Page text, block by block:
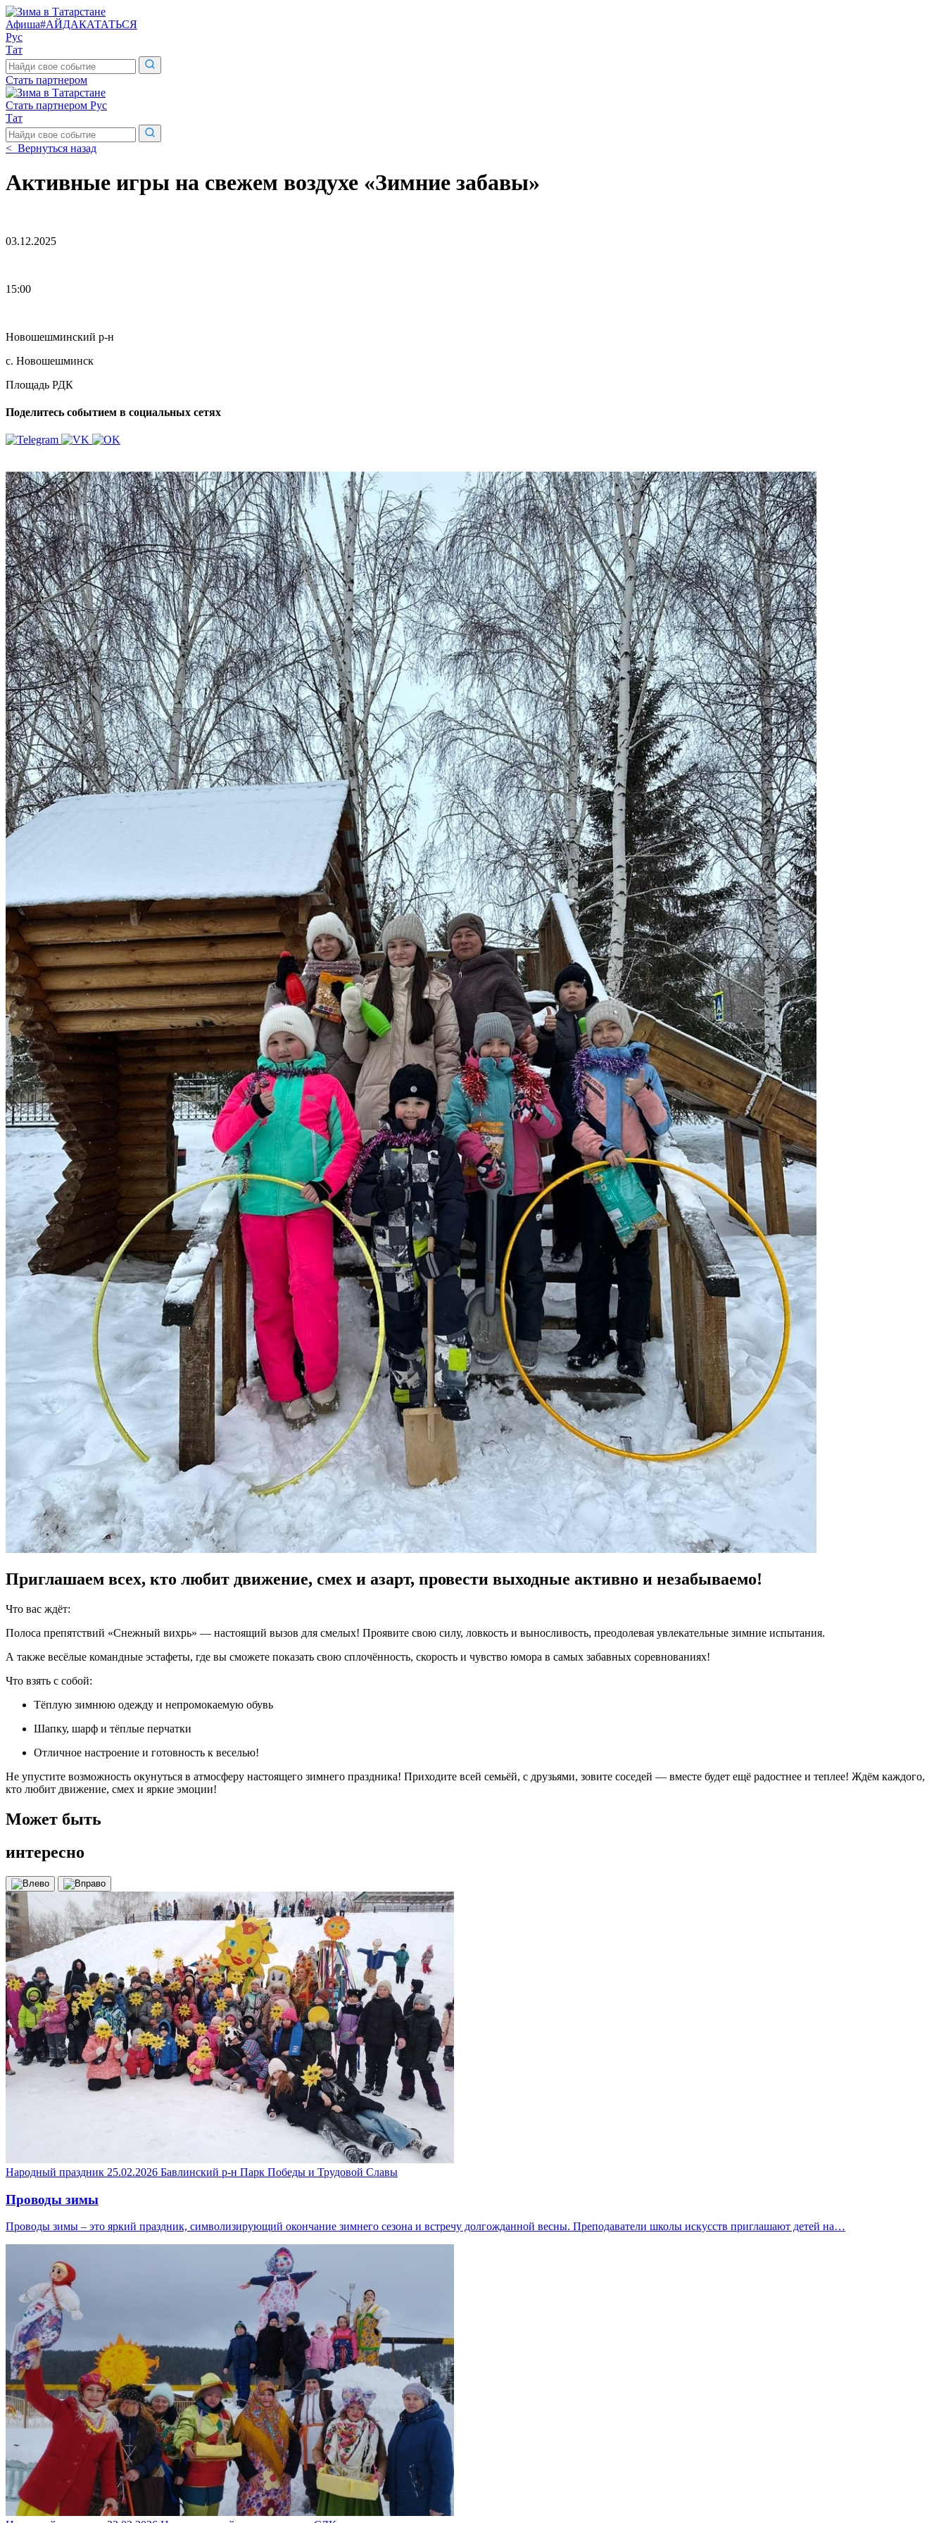
Афиша#АЙДАКАТАТЬСЯ
Рус
Тат
Поиск
по
сайту
Стать партнером
Стать партнером Рус
Тат
Поиск
по
сайту
< Вернуться назад
Активные игры на свежем воздухе «Зимние забавы»
03.12.2025
15:00
Новошешминский р-н
с. Новошешминск
Площадь РДК
Поделитесь событием в социальных сетях
Приглашаем всех, кто любит движение, смех и азарт, провести выходные активно и незабываемо!
Что вас ждёт:
Полоса препятствий «Снежный вихрь» — настоящий вызов для смелых! Проявите свою силу, ловкость и выносливость, преодолевая увлекательные зимние испытания.
А также весёлые командные эстафеты, где вы сможете показать свою сплочённость, скорость и чувство юмора в самых забавных соревнованиях!
Что взять с собой:
Тёплую зимнюю одежду и непромокаемую обувь
Шапку, шарф и тёплые перчатки
Отличное настроение и готовность к веселью!
Не упустите возможность окунуться в атмосферу настоящего зимнего праздника! Приходите всей семьёй, с друзьями, зовите соседей — вместе будет ещё радостнее и теплее! Ждём каждого,
кто любит движение, смех и яркие эмоции!
Может быть
интересно
Народный праздник 25.02.2026 Бавлинский р-н Парк Победы и Трудовой Славы
Проводы зимы
Проводы зимы – это яркий праздник, символизирующий окончание зимнего сезона и встречу долгожданной весны. Преподаватели школы искусств приглашают детей на…